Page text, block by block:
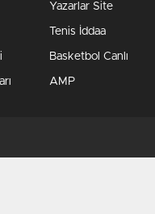
Yazarlar Site
Tenis İddaa
Basketbol Canlı
AMP